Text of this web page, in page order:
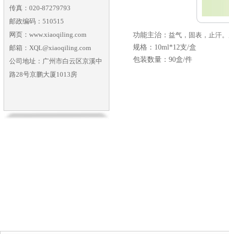
传真：020-87279793
邮政编码：510515
网页：www.xiaoqiling.com
邮箱：XQL@xiaoqiling.com
公司地址：广州市白云区京溪中
路28号京鹏大厦1013房
功能主治： 益气，固表，止汗
规格：10ml*12支/盒
包装数量： 90盒/件